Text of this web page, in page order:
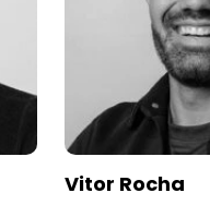
Vitor Rocha